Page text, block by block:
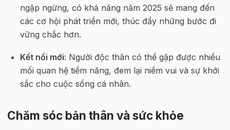
ngập ngừng, có khả năng năm 2025 sẽ mang đến
các cơ hội phát triển mới, thúc đẩy những bước đi
vững chắc hơn.
Kết nối mới: Người độc thân có thể gặp được nhiều
mối quan hệ tiềm năng, đem lại niềm vui và sự khởi
sắc cho cuộc sống cá nhân.
Chăm sóc bản thân và sức khỏe